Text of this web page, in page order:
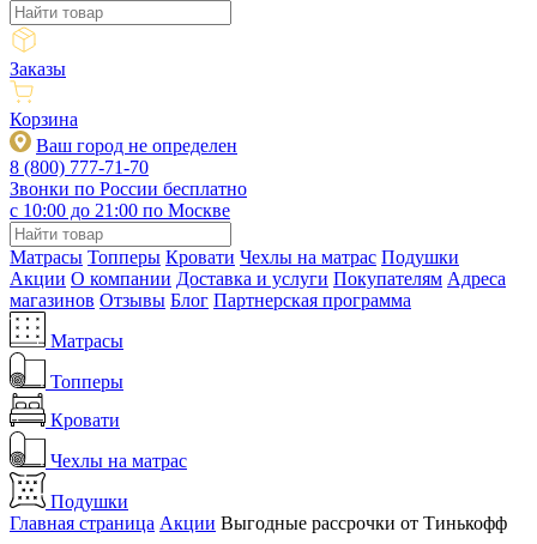
Заказы
Корзина
Ваш город не определен
8 (800) 777-71-70
Звонки по России бесплатно
c 10:00 до 21:00 по Москве
Матрасы Топперы Кровати Чехлы на матрас Подушки
Акции О компании Доставка и услуги Покупателям Адреса
магазинов Отзывы Блог Партнерская программа
Матрасы
Топперы
Кровати
Чехлы на матрас
Подушки
Главная страница Акции Выгодные рассрочки от Тинькофф